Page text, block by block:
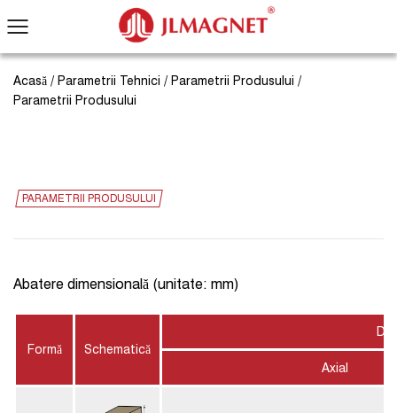
Acasă / Parametrii Tehnici / Parametrii Produsului /
Parametrii Produsului
PARAMETRII PRODUSULUI
Abatere dimensională (unitate: mm)
Formă Schematică
Axial